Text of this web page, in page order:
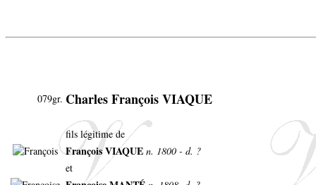
079gr. Charles François VIAQUE
fils légitime de
François VIAQUE n. 1800 - d. ?
et